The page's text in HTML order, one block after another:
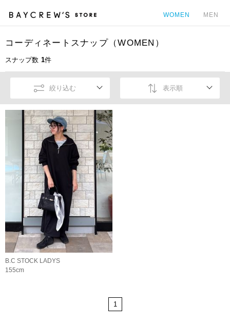
WOMEN MEN
コーディネートスナップ（WOMEN）
スナップ数 1件
絞り込む 表示順
B.C STOCK LADYS
155cm
1